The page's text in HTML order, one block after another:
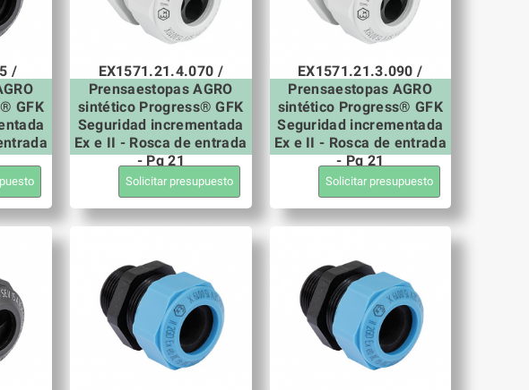
/
GFK
EX1571.21.4.070 /
Prensaestopas AGRO
sintético Progress® GFK
Seguridad incrementada
Ex e II - Rosca de entrada
- Pg 21
Solicitar presupuesto
EX1571.21.3.090 /
Prensaestopas AGRO
sintético Progress® GFK
Seguridad incrementada
Ex e II - Rosca de entrada
- Pg 21
Solicitar presupuesto